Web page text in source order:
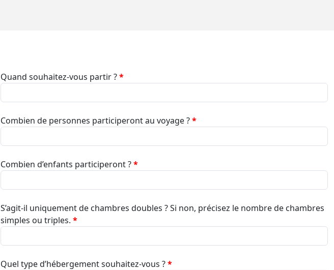
Quand souhaitez-vous partir ?*
Combien de personnes participeront au voyage ?*
Combien d’enfants participeront ?*
S’agit-il uniquement de chambres doubles ? Si non, précisez le nombre de chambres
simples ou triples. *
Quel type d’hébergement souhaitez-vous ?*